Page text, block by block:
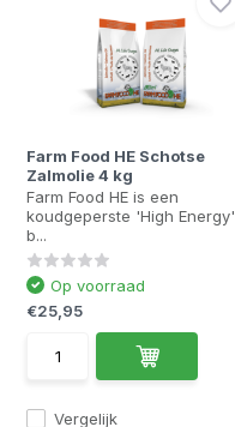
Farm Food HE Schotse
Zalmolie 4 kg
Farm Food HE is een
koudgeperste 'High Energy'
b...
Vergelijk
Op voorraad
€25,95